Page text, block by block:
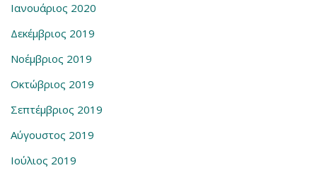
Ιανουάριος 2020
Δεκέμβριος 2019
Νοέμβριος 2019
Οκτώβριος 2019
Σεπτέμβριος 2019
Αύγουστος 2019
Ιούλιος 2019